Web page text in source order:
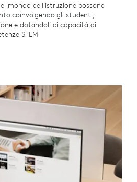
mondo dell'istruzione possono
coinvolgendo gli studenti,
e dotandoli di capacità di
STEM